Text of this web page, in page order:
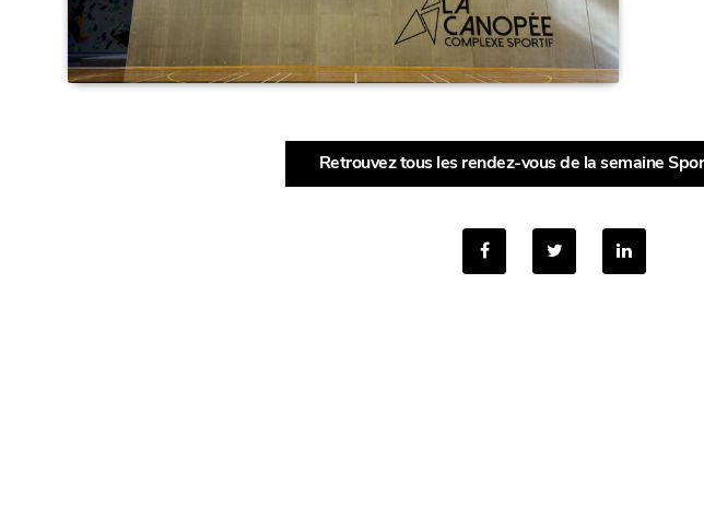
Retrouvez tous les rendez-vous de la semaine